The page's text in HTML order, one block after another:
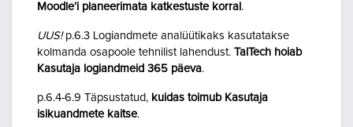
Moodle’i planeerimata katkestuste korral .
UUS!p.6.3 Logiandmete analüütikaks kasutatakse
kolmanda osapoole tehnilist lahendust. TalTech hoiab
Kasutaja logiandmeid 365 päeva.
p.6.4-6.9 Täpsustatud, kuidas toimub Kasutaja
isikuandmete kaitse.